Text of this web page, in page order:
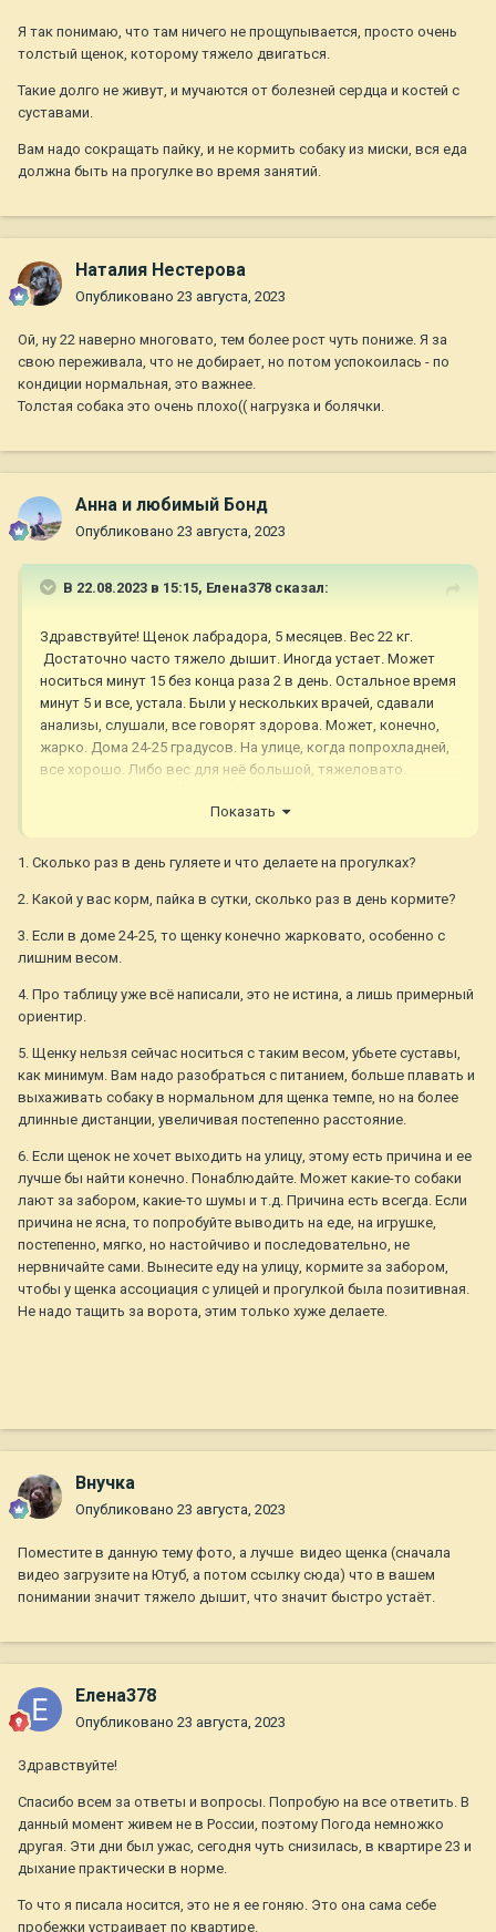
Я так понимаю, что там ничего не прощупывается, просто очень
толстый щенок, которому тяжело двигаться.
Такие долго не живут, и мучаются от болезней сердца и костей с
суставами.
Вам надо сокращать пайку, и не кормить собаку из миски, вся еда
должна быть на прогулке во время занятий.
Наталия Нестерова
Опубликовано 23 августа, 2023
Ой, ну 22 наверно многовато, тем более рост чуть пониже. Я за
свою переживала, что не добирает, но потом успокоилась - по
кондиции нормальная, это важнее.
Толстая собака это очень плохо(( нагрузка и болячки.
Анна и любимый Бонд
Опубликовано 23 августа, 2023
В 22.08.2023 в 15:15, Елена378 сказал:
Здравствуйте! Щенок лабрадора, 5 месяцев. Вес 22 кг.
Достаточно часто тяжело дышит. Иногда устает. Может
носиться минут 15 без конца раза 2 в день. Остальное время
минут 5 и все, устала. Были у нескольких врачей, сдавали
анализы, слушали, все говорят здорова. Может, конечно,
жарко. Дома 24-25 градусов. На улице, когда попрохладней,
все хорошо. Либо вес для неё большой, тяжеловато.
нас ужас. Не хочет выходить. Выходим из дома минут по 20, с
пугал, ничего такого не произошло, просто в один день
удовольствием. Когда провожает дочку на работу, с
понимает, что гулять, так не вытащить. До ворот тащим, там
Показать
1. Сколько раз в день гуляете и что делаете на прогулках?
2. Какой у вас корм, пайка в сутки, сколько раз в день кормите?
3. Если в доме 24-25, то щенку конечно жарковато, особенно с
лишним весом.
4. Про таблицу уже всё написали, это не истина, а лишь примерный
ориентир.
5. Щенку нельзя сейчас носиться с таким весом, убьете суставы,
как минимум. Вам надо разобраться с питанием, больше плавать и
выхаживать собаку в нормальном для щенка темпе, но на более
длинные дистанции, увеличивая постепенно расстояние.
6. Если щенок не хочет выходить на улицу, этому есть причина и ее
лучше бы найти конечно. Понаблюдайте. Может какие-то собаки
лают за забором, какие-то шумы и т.д. Причина есть всегда. Если
причина не ясна, то попробуйте выводить на еде, на игрушке,
постепенно, мягко, но настойчиво и последовательно, не
нервничайте сами. Вынесите еду на улицу, кормите за забором,
чтобы у щенка ассоциация с улицей и прогулкой была позитивная.
Не надо тащить за ворота, этим только хуже делаете.
Внучка
Опубликовано 23 августа, 2023
Поместите в данную тему фото, а лучше видео щенка (сначала
видео загрузите на Ютуб, а потом ссылку сюда) что в вашем
понимании значит тяжело дышит, что значит быстро устаёт.
Елена378
Опубликовано 23 августа, 2023
Здравствуйте!
Спасибо всем за ответы и вопросы. Попробую на все ответить. В
данный момент живем не в России, поэтому Погода немножко
другая. Эти дни был ужас, сегодня чуть снизилась, в квартире 23 и
дыхание практически в норме.
То что я писала носится, это не я ее гоняю. Это она сама себе
пробежки устраивает по квартире.